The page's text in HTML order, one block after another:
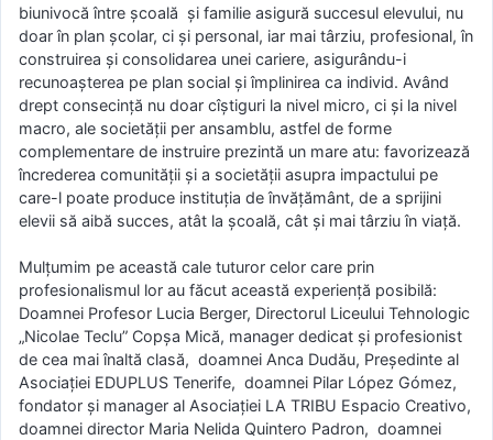
biunivocă între școală și familie asigură succesul elevului, nu
doar în plan școlar, ci și personal, iar mai târziu, profesional, în
construirea și consolidarea unei cariere, asigurându-i
recunoașterea pe plan social și împlinirea ca individ. Având
drept consecință nu doar cîștiguri la nivel micro, ci și la nivel
macro, ale societății per ansamblu, astfel de forme
complementare de instruire prezintă un mare atu: favorizează
încrederea comunității și a societății asupra impactului pe
care-l poate produce instituția de învățământ, de a sprijini
elevii să aibă succes, atât la școală, cât și mai târziu în viață.
Mulțumim pe această cale tuturor celor care prin
profesionalismul lor au făcut această experiență posibilă:
Doamnei Profesor Lucia Berger, Directorul Liceului Tehnologic
„Nicolae Teclu” Copșa Mică, manager dedicat și profesionist
de cea mai înaltă clasă, doamnei Anca Dudău, Președinte al
Asociației EDUPLUS Tenerife, doamnei Pilar López Gómez,
fondator și manager al Asociației LA TRIBU Espacio Creativo,
doamnei director Maria Nelida Quintero Padron, doamnei